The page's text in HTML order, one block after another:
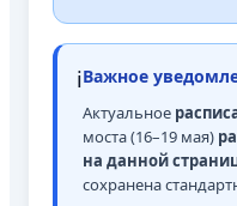
ℹ️Важное
Актуальное
моста (16–19 мая)
на данной
сохранена